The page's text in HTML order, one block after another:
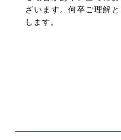
ざいます。何卒ご理解
します。